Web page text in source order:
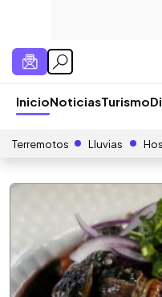
InicioNoticiasTurismo
Terremotos Lluvias